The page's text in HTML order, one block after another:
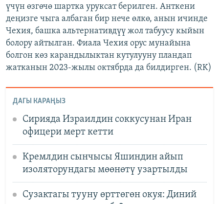
үчүн өзгөчө шартка уруксат берилген. Анткени
деңизге чыга албаган бир нече өлкө, анын ичинде
Чехия, башка альтернативдүү жол табуусу кыйын
болору айтылган. Фиала Чехия орус мунайына
болгон көз карандылыктан кутулууну пландап
жатканын 2023-жылы октябрда да билдирген. (RK)
ДАГЫ КАРАҢЫЗ
Сирияда Израилдин соккусунан Иран
офицери мерт кетти
Кремлдин сынчысы Яшиндин айып
изоляторундагы мөөнөтү узартылды
Сузактагы тууну өрттөгөн окуя: Диний